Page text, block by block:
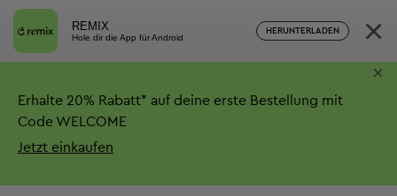
REMIX
Hole dir die App für Android
HERUNTERLADEN ×
Erhalte 20% Rabatt* auf deine erste Bestellung mit
Code WELCOME
Jetzt einkaufen
×